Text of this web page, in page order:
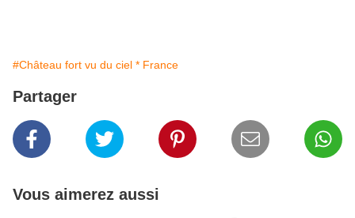
#Château fort vu du ciel * France
Partager
Vous aimerez aussi